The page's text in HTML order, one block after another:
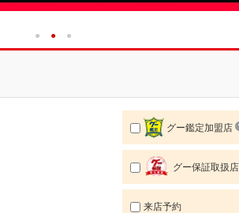
グー鑑定加盟店
グー保証取扱店
来店予約